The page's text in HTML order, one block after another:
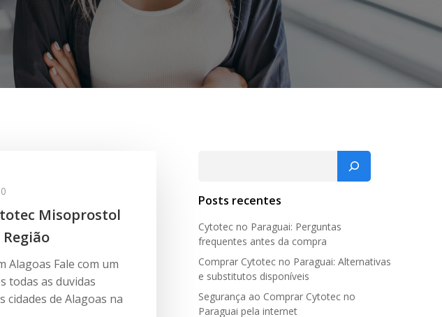
0
Misoprostol
Fale com um
todas as duvidas
cidades de Alagoas na
Posts recentes
Cytotec no Paraguai: Perguntas
frequentes antes da compra
Comprar Cytotec no Paraguai: Alternativas
e substitutos disponíveis
Segurança ao Comprar Cytotec no
Paraguai pela internet